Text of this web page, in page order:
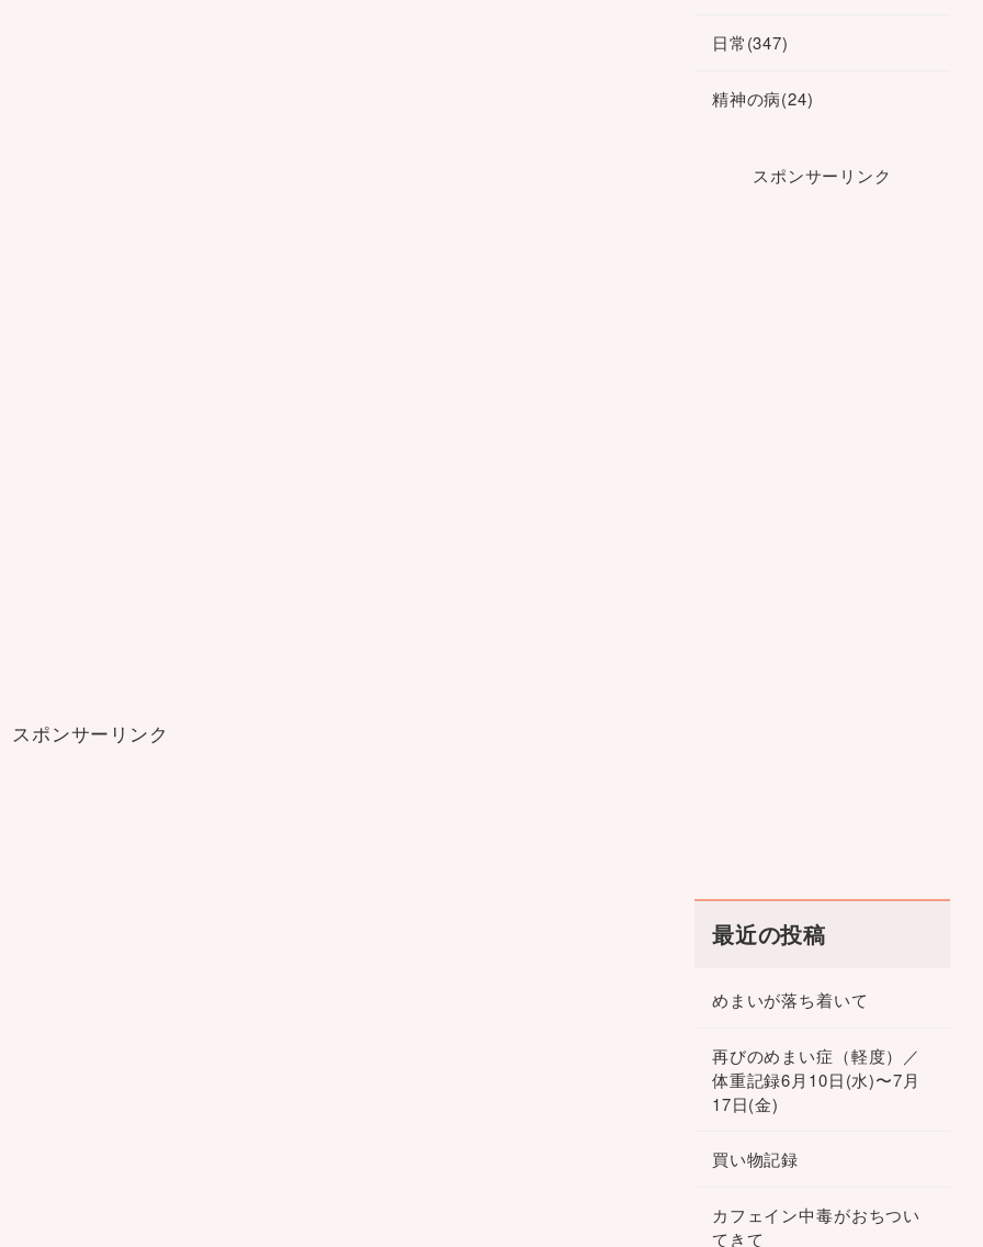
スポンサーリンク
日常(347)
精神の病(24)
スポンサーリンク
最近の投稿
めまいが落ち着いて
再びのめまい症（軽度）／
体重記録6月10日(水)〜7月
17日(金)
買い物記録
カフェイン中毒がおちつい
てきて